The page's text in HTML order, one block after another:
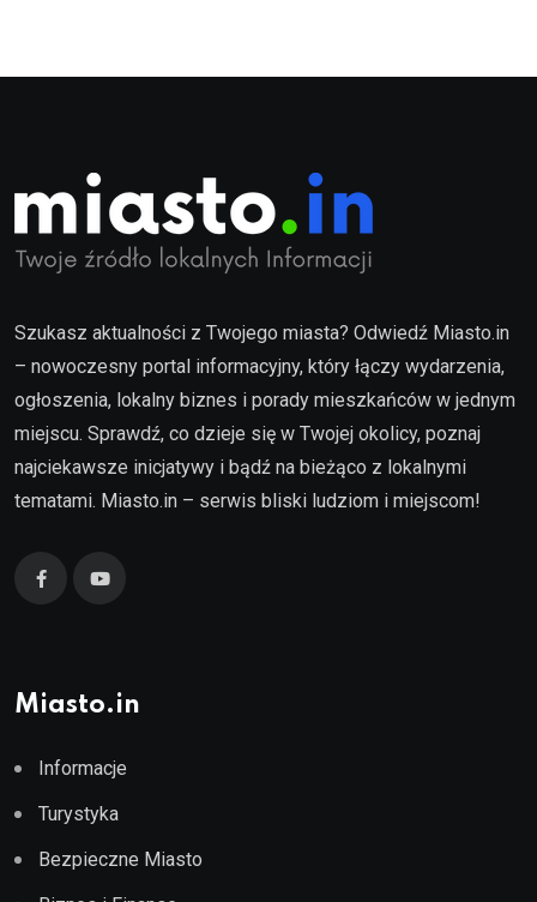
Szukasz aktualności z Twojego miasta? Odwiedź Miasto.in
– nowoczesny portal informacyjny, który łączy wydarzenia,
ogłoszenia, lokalny biznes i porady mieszkańców w jednym
miejscu. Sprawdź, co dzieje się w Twojej okolicy, poznaj
najciekawsze inicjatywy i bądź na bieżąco z lokalnymi
tematami. Miasto.in – serwis bliski ludziom i miejscom!
Miasto.in
Informacje
Turystyka
Bezpieczne Miasto